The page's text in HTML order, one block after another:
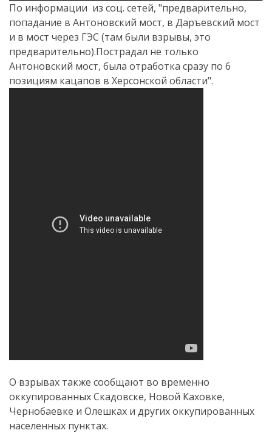
По информации из соц. сетей, "предварительно,
попадание в Антоновский мост, в Даръевский мост
и в мост через ГЭС (там были взрывы, это
предварительно).Пострадал не только
Антоновский мост, была отработка сразу по 6
позициям кацапов в Херсонской области".
О взрывах также сообщают во временно
оккупированных Скадовске, Новой Каховке,
Чернобаевке и Олешках и других оккупированных
населенных пунктах.